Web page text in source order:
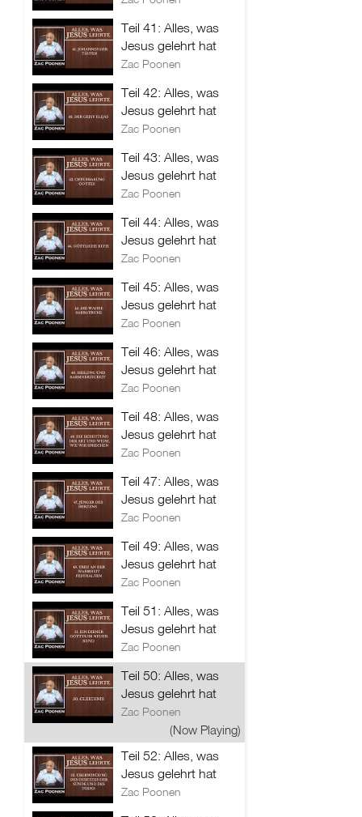
Teil 41: Alles, was
Jesus gelehrt hat
Zac Poonen
Teil 42: Alles, was
Jesus gelehrt hat
Zac Poonen
Teil 43: Alles, was
Jesus gelehrt hat
Zac Poonen
Teil 44: Alles, was
Jesus gelehrt hat
Zac Poonen
Teil 45: Alles, was
Jesus gelehrt hat
Zac Poonen
Teil 46: Alles, was
Jesus gelehrt hat
Zac Poonen
Teil 48: Alles, was
Jesus gelehrt hat
Zac Poonen
Teil 47: Alles, was
Jesus gelehrt hat
Zac Poonen
Teil 49: Alles, was
Jesus gelehrt hat
Zac Poonen
Teil 51: Alles, was
Jesus gelehrt hat
Zac Poonen
Teil 50: Alles, was
Jesus gelehrt hat
Zac Poonen
(Now Playing)
Teil 52: Alles, was
Jesus gelehrt hat
Zac Poonen